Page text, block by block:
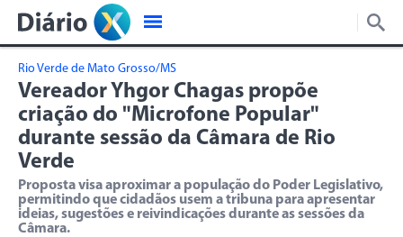
Rio Verde de Mato Grosso/MS
Vereador Yhgor Chagas propõe
criação do "Microfone Popular"
durante sessão da Câmara de Rio
Verde
Proposta visa aproximar a população do Poder Legislativo,
permitindo que cidadãos usem a tribuna para apresentar
ideias, sugestões e reivindicações durante as sessões da
Câmara.